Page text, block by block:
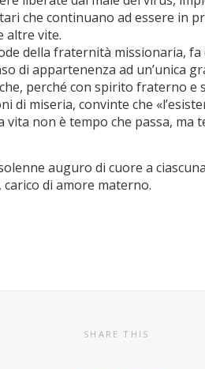
che continuano ad essere in
altre vite.
della fraternità missionaria, fa
di appartenenza ad un’unica
perché con spirito fraterno e
di miseria, convinte che
vita non è tempo che passa, ma
auguro di cuore a
di amore materno.
SHARE THIS